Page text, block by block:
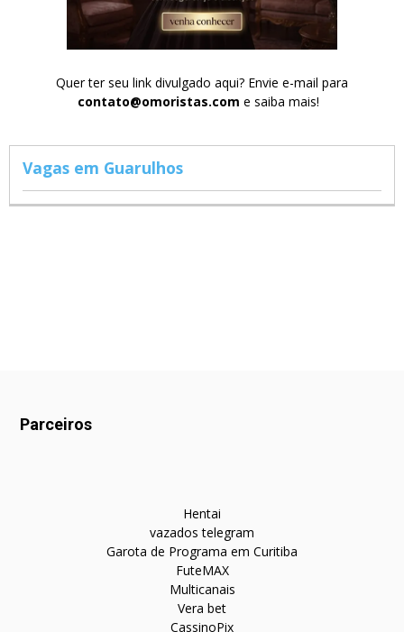
Quer ter seu link divulgado aqui? Envie e-mail para
contato@omoristas.com e saiba mais!
Vagas em Guarulhos
Parceiros
Hentai
vazados telegram
Garota de Programa em Curitiba
FuteMAX
Multicanais
Vera bet
CassinoPix